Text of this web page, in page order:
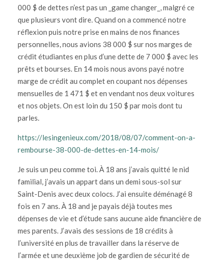
000 $ de dettes n’est pas un _game changer_, malgré ce
que plusieurs vont dire. Quand on a commencé notre
réflexion puis notre prise en mains de nos finances
personnelles, nous avions 38 000 $ sur nos marges de
crédit étudiantes en plus d’une dette de 7 000 $ avec les
prêts et bourses. En 14 mois nous avons payé notre
marge de crédit au complet en coupant nos dépenses
mensuelles de 1 471 $ et en vendant nos deux voitures
et nos objets. On est loin du 150 $ par mois dont tu
parles.
https://lesingenieux.com/2018/08/07/comment-on-a-
rembourse-38-000-de-dettes-en-14-mois/
Je suis un peu comme toi. À 18 ans j’avais quitté le nid
familial, j’avais un appart dans un demi sous-sol sur
Saint-Denis avec deux colocs. J’ai ensuite déménagé 8
fois en 7 ans. À 18 and je payais déjà toutes mes
dépenses de vie et d’étude sans aucune aide financière de
mes parents. J’avais des sessions de 18 crédits à
l’université en plus de travailler dans la réserve de
l’armée et une deuxième job de gardien de sécurité de